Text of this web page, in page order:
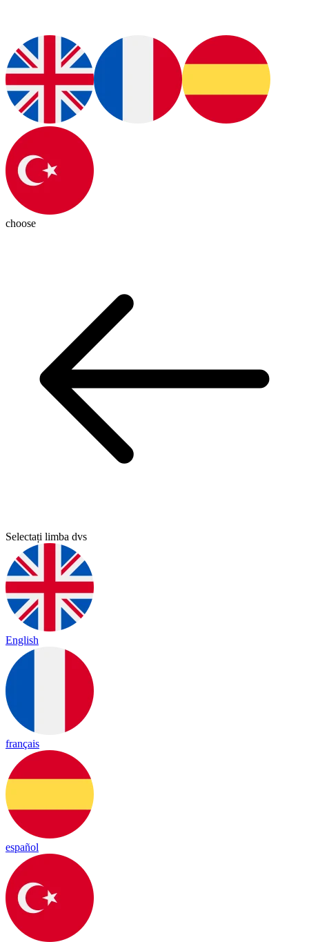
choose
Selectați limba dvs
English
français
español